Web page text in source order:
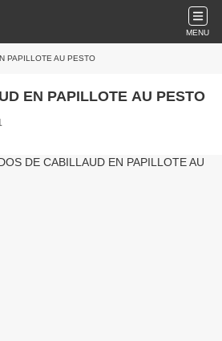
MENU
PAPILLOTE AU PESTO
EN PAPILLOTE AU PESTO